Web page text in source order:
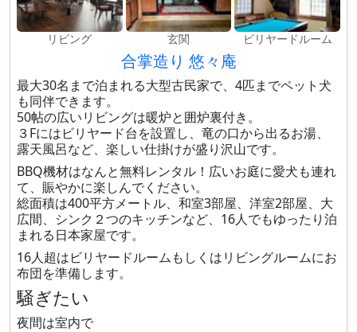
リビング 玄関 ビリヤードルーム
合掌造り 悠々庵
最大30名まで泊まれる大型古民家で、4匹までペット犬
も同伴できます。
50帖の広いリビングは暖炉と囲炉裏付き。
３Fにはビリヤード台を設置し、竜の口から出るお湯、
露天風呂など、楽しい仕掛けが盛り沢山です。
BBQ機材はなんと無料レンタル！広いお庭に愛犬も連れ
て、賑やかに楽しんでください。
総面積は400平方メートル、和室3部屋、洋室2部屋、大
広間、シンク２つのキッチンなど、16人でもゆったり泊
まれる日本家屋です。
16人超はビリヤードルームもしくはリビングルームにお
布団を準備します。
騒ぎたい
夜間は室内で